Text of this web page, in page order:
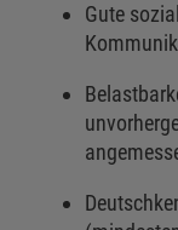
Gute